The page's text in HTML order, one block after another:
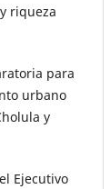
riqueza
para
urbano
y
Ejecutivo